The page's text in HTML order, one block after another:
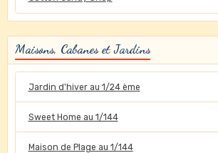
Maisons, Cabanes et Jardins
Jardin d'hiver au 1/24 ème
Sweet Home au 1/144
Maison de Plage au 1/144